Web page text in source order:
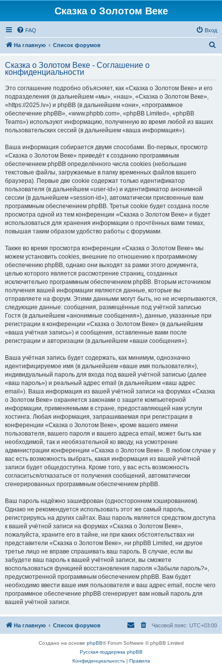
Сказка о Золотом Веке
FAQ Вход
На главную Список форумов
с
Сказка о Золотом Веке - Соглашение о
конфиденциальности
Это соглашение подробно объясняет, как «Сказка о Золотом Веке» и его
подразделения (в дальнейшем «мы», «наш», «Сказка о Золотом Веке»,
«https://2025.lv») и phpBB (в дальнейшем «они», «программное
обеспечение phpBB», «www.phpbb.com», «phpBB Limited», «phpBB
Teams») используют информацию, полученную во время любой из ваших
пользовательских сессий (в дальнейшем «ваша информация»).
Ваша информация собирается двумя способами. Во-первых, просмотр
«Сказка о Золотом Веке» приведёт к созданию программным
обеспечением phpBB определённого числа cookies (небольшие
текстовые файлы, загружаемые в папку временных файлов вашего
браузера). Первые две cookie содержат только идентификатор
пользователя (в дальнейшем «user-id») и идентификатор анонимной
сессии (в дальнейшем «session-id»), автоматически присвоенные вам
программным обеспечением phpBB. Третья cookie будет создана после
просмотра одной из тем конференции «Сказка о Золотом Веке» и будет
использоваться для хранения информации о прочтённых вами темах,
повышая таким образом удобство работы с форумами.
Также во время просмотра конференции «Сказка о Золотом Веке» мы
можем установить cookies, внешние по отношению к программному
обеспечению phpBB, однако они выходят за рамки этого документа,
целью которого является рассмотрение страниц, созданных
исключительно программным обеспечением phpBB. Вторым источником
получения вашей информации являются данные, которые вы
отправляете на форум. Этими данными могут быть, но не исчерпываются,
следующие данные: сообщения, размещённые под учётной записью
Гостя (в дальнейшем «анонимные сообщения»), данные, указанные при
регистрации в конференции «Сказка о Золотом Веке» (в дальнейшем
«ваша учётная запись») и сообщения, оставленные вами после
регистрации и авторизации (в дальнейшем «ваши сообщения»).
Ваша учётная запись будет содержать, как минимум, однозначно
идентифицируемое имя (в дальнейшем «ваше имя пользователя»),
индивидуальный пароль для входа под вашей учётной записью (далее
«ваш пароль») и реальный адрес email (в дальнейшем «ваш адрес
email»). Ваша информация из вашей учётной записи на форумах «Сказка
о Золотом Веке» охраняется законами о защите компьютерной
информации, применяемыми в стране, предоставляющей нам услуги
хостинга. Любая информация, запрашиваемая при регистрации в
конференции «Сказка о Золотом Веке», кроме вашего имени
пользователя, вашего пароля и вашего адреса email, может быть как
необходимой, так и необязательной ко вводу, на усмотрение
администрации конференции «Сказка о Золотом Веке». В любом случае у
вас есть возможность выбрать, какая информация из вашей учётной
записи будет общедоступна. Кроме того, у вас есть возможность
согласиться/отказаться от получения сообщений, автоматически
сгенерированных программным обеспечением phpBB.
Ваш пароль надёжно зашифрован (односторонним хэшированием).
Однако не рекомендуется использовать этот же самый пароль,
регистрируясь на других сайтах. Ваш пароль является средством доступа
к вашей учётной записи на форумах «Сказка о Золотом Веке»,
пожалуйста, храните его в тайне, ни при каких обстоятельствах ни
представители «Сказка о Золотом Веке», ни phpBB Limited, ни другое
третье лицо не вправе спрашивать ваш пароль. В случае, если вы
забудете ваш пароль к вашей учётной записи, вы сможете
воспользоваться функцией восстановления пароля «Забыли пароль?»,
предусмотренной программным обеспечением phpBB. Вам будет
необходимо ввести ваше имя пользователя и ваш адрес email, после чего
программное обеспечение phpBB сгенерирует вам новый пароль для
вашей учётной записи.
На главную Список форумов Часовой пояс: UTC+03:00
Создано на основе phpBB® Forum Software © phpBB Limited
Русская поддержка phpBB
Конфиденциальность| Правила